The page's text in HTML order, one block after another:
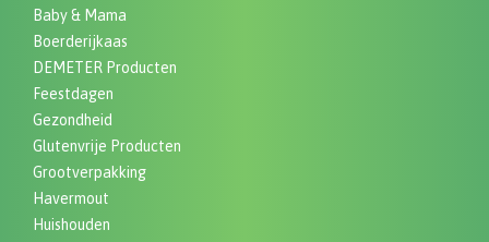
Baby & Mama
Boerderijkaas
DEMETER Producten
Feestdagen
Gezondheid
Glutenvrije Producten
Grootverpakking
Havermout
Huishouden